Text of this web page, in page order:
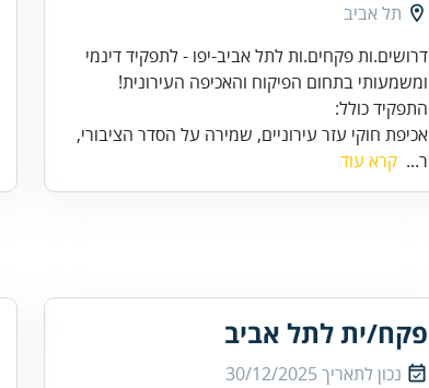
תל אביב
דרושים.ות פקחים.ות לתל אביב-יפו - לתפקיד דינמי
ומשמעותי בתחום הפיקוח והאכיפה העירונית!
התפקיד כולל:
אכיפת חוקי עזר עירוניים, שמירה על הסדר הציבורי,
ר... קרא עוד
פקח/ית לתל אביב
נכון לתאריך30/12/2025